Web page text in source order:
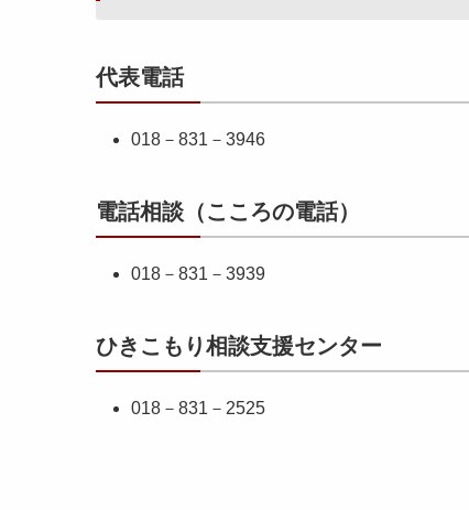
代表電話
018－831－3946
電話相談（こころの電話）
018－831－3939
ひきこもり相談支援センター
018－831－2525